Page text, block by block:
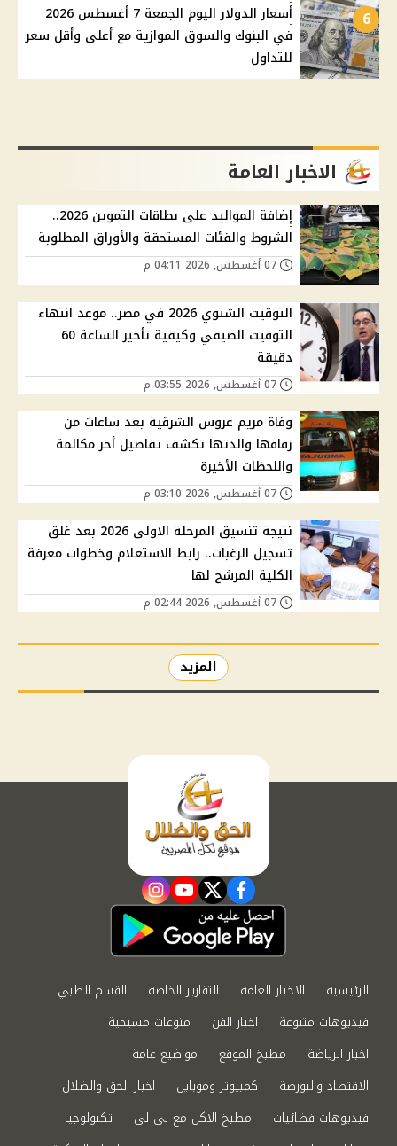
6
أسعار الدولار اليوم الجمعة 7 أغسطس 2026
في البنوك والسوق الموازية مع أعلى وأقل سعر
للتداول
الاخبار العامة
إضافة المواليد على بطاقات التموين 2026..
الشروط والفئات المستحقة والأوراق المطلوبة
التوقيت الشتوي 2026 في مصر.. موعد انتهاء
التوقيت الصيفي وكيفية تأخير الساعة 60
دقيقة
وفاة مريم عروس الشرقية بعد ساعات من
زفافها والدتها تكشف تفاصيل أخر مكالمة
واللحظات الأخيرة
نتيجة تنسيق المرحلة الاولى 2026 بعد غلق
تسجيل الرغبات.. رابط الاستعلام وخطوات معرفة
الكلية المرشح لها
المزيد
facebook
twitter
youtube
instagram
الرئيسية الاخبار العامة التقارير الخاصة
القسم الطبي
فيديوهات متنوعة
اخبار الفن
منوعات مسيحية
اخبار الرياضة
مطبخ الموقع
مواضيع عامة
الاقتصاد والبورصة
كمبيوتر وموبايل
اخبار الحق والضلال
فيديوهات فضائيات
مطبخ الاكل مع لى لى
تكنولوجيا